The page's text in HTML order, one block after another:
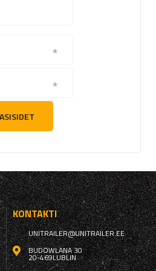
KONTAKTI
UNITRAILER@UNITRAILER.EE
BUDOWLANA 30
20-469LUBLIN